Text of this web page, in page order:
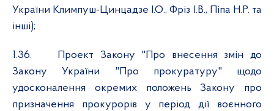
України Климпуш-Цинцадзе І.О., Фріз І.В., Піпа Н.Р. та
інші);
1.36.
Проект Закону "Про внесення змін до
Закону України "Про прокуратуру" щодо
удосконалення окремих положень Закону про
призначення прокурорів у період дії воєнного